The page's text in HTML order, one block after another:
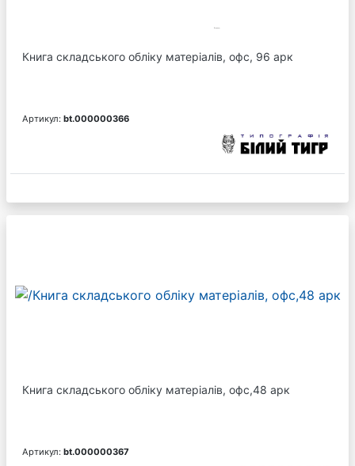
Книга складського обліку матеріалів, офс, 96 арк
Артикул: bt.000000366
Книга складського обліку матеріалів, офс,48 арк
Артикул: bt.000000367